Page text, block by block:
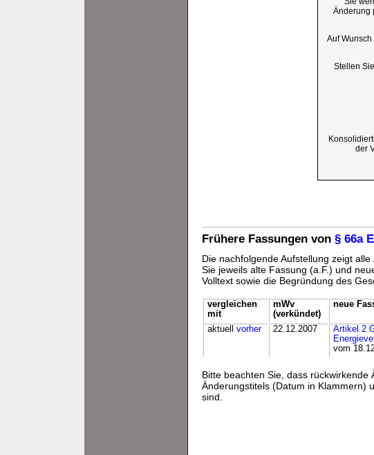
Änderung
Auf
Stellen
der
Frühere Fassungen von § 66a
Die nachfolgende Aufstellung zeigt
Sie jeweils alte Fassung (a.F.) und
Volltext sowie die Begründung des
vergleichen
mit
mWv
(verkündet)
neue
aktuell vorher 22.12.2007
Artikel 2
vom
Bitte beachten Sie, dass
Änderungstitels (Datum in Klammern)
sind.